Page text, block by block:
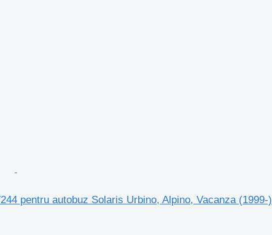
pentru autobuz Solaris Urbino, Alpino, Vacanza (1999-)